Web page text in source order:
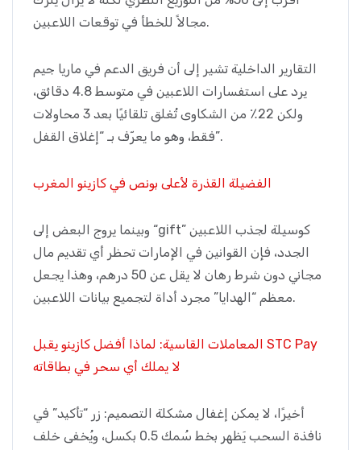
مجالاً للخطأ في توقعات اللاعبين.
التقارير الداخلية تشير إلى أن فريق الدعم في ماريا جيم
يرد على استفسارات اللاعبين في متوسط 4.8 دقائق،
ولكن 22٪ من الشكاوى تُغلق تلقائيًا بعد 3 محاولات
فقط، وهو ما يعرّف بـ “إغلاق القفل”.
الفضيلة القذرة لأعلى بونص في كازينو المغرب
وبينما يروج البعض إلى “gift” كوسيلة لجذب اللاعبين
الجدد، فإن القوانين في الإمارات تحظر أي تقديم مال
مجاني دون شرط رهان لا يقل عن 50 درهم، وهذا يجعل
معظم “الهدايا” مجرد أداة لتجميع بيانات اللاعبين.
المعاملات القاسية: لماذا أفضل كازينو يقبل STC Pay
لا يملك أي سحر في بطاقاته
أخيرًا، لا يمكن إغفال مشكلة التصميم: زر “تأكيد” في
نافذة السحب يَظهر بخط سُمك 0.5 بكسل، ويُخفى خلف